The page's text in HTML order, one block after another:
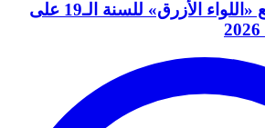
شاطئ فم الواد يرفع «اللواء الأزرق» للسنة الـ19 على